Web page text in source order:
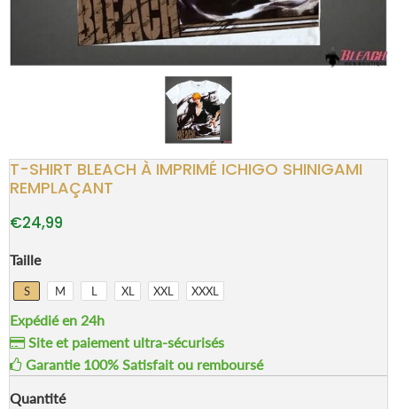
T-SHIRT BLEACH À IMPRIMÉ ICHIGO SHINIGAMI
REMPLAÇANT
€24,99
Taille
S M L XL XXL XXXL
Expédié en 24h
Site et paiement ultra-sécurisés
Garantie 100% Satisfait ou remboursé
Quantité